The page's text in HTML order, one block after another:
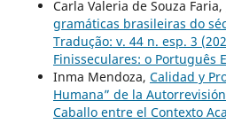
Carla Valeria de Souza Faria,
gramáticas brasileiras do
Tradução: v. 44 n. esp. 3
Finisseculares: o Português
Inma Mendoza, Calidad y
Humana” de la
Caballo entre el Contexto